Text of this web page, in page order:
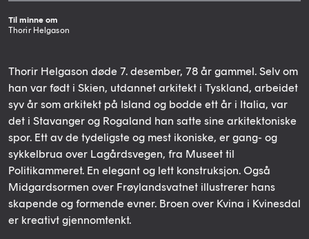
Til minne om
Thorir Helgason
Thorir Helgason døde 7. desember, 78 år gammel. Selv om
han var født i Skien, utdannet arkitekt i Tyskland, arbeidet
syv år som arkitekt på Island og bodde ett år i Italia, var
det i Stavanger og Rogaland han satte sine arkitektoniske
spor. Ett av de tydeligste og mest ikoniske, er gang- og
sykkelbrua over Lagårdsvegen, fra Museet til
Politikammeret. En elegant og lett konstruksjon. Også
Midgardsormen over Frøylandsvatnet illustrerer hans
skapende og formende evner. Broen over Kvina i Kvinesdal
er kreativt gjennomtenkt.